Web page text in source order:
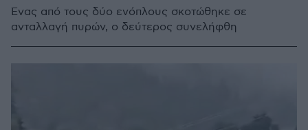
Ένας από τους δύο ενόπλους σκοτώθηκε σε
ανταλλαγή πυρών, ο δεύτερος συνελήφθη